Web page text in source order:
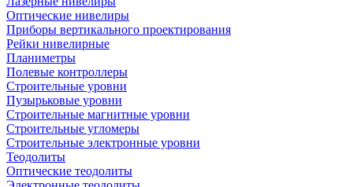
Оптические нивелиры
Приборы вертикального проектирования
Рейки нивелирные
Планиметры
Полевые контроллеры
Строительные уровни
Пузырьковые уровни
Строительные магнитные уровни
Строительные угломеры
Строительные электронные уровни
Теодолиты
Оптические теодолиты